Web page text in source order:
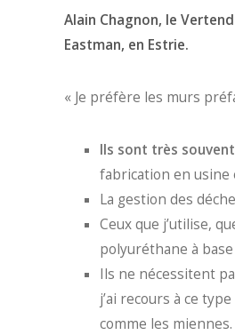
Alain Chagnon, le
Eastman, en Estrie.
« Je préfère les murs
Ils sont très
fabrication en usine
La gestion des
Ceux que j’utilise,
polyuréthane à
Ils ne nécessitent
j’ai recours à ce
comme les miennes.